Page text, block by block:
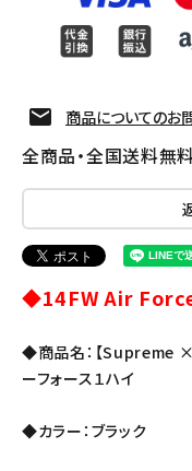
商品についてのお
全商品・全国送料無
◆14FW Air Force
◆商品名：【Supreme
ーフォース１ハイ
◆カラー：ブラック